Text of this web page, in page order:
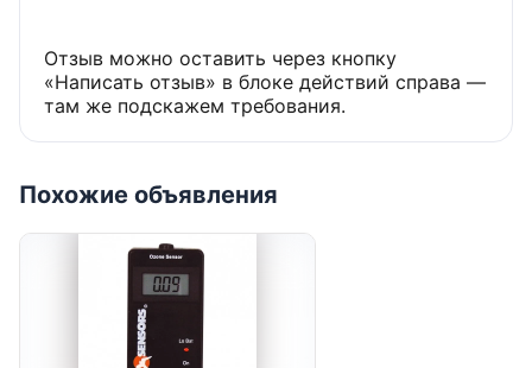
Отзыв можно оставить через кнопку
«Написать отзыв» в блоке действий справа —
там же подскажем требования.
Похожие объявления